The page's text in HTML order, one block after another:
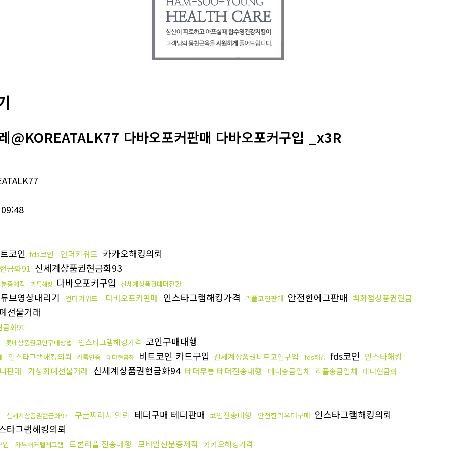
@KOREATALK77 다바오포커판매 다바오포커구입 _x3R
코인 fds코인 언더키워드 카카오해킹의뢰
금화91 신세계상품권현금화93
증제작 카톡해킹 다바오포커구입 신세계상품권테더전환
브영상내리기 언더키워드 다바오포커판매 인스타그램해킹가격 리플코인판매 안전한에그판매 백화점상품권현금
선물거래
화91
롯데상품권코인구매방법 인스타그램해킹가격 코인구매대행
인스타그램해킹의뢰 카톡인증 테더현금화 비트코인 카드구입 신세계상품권비트코인구입 fds해킹 fds코인 인스타해킹
판매
가상화폐선물거래 신세계상품권현금화94 테더무통 테더전송대행 테더송금업체 리플송금업체 테더현금화
신세계상품권현금화97 구글찌라시 의뢰 테더구매 테더판매 코인전송대행 안전한라우터구매 인스타그램해킹의뢰
타그램해킹의뢰
카톡해커텔레그램 트론리플 전송대행 모바일신분증제작 카카오해킹가격